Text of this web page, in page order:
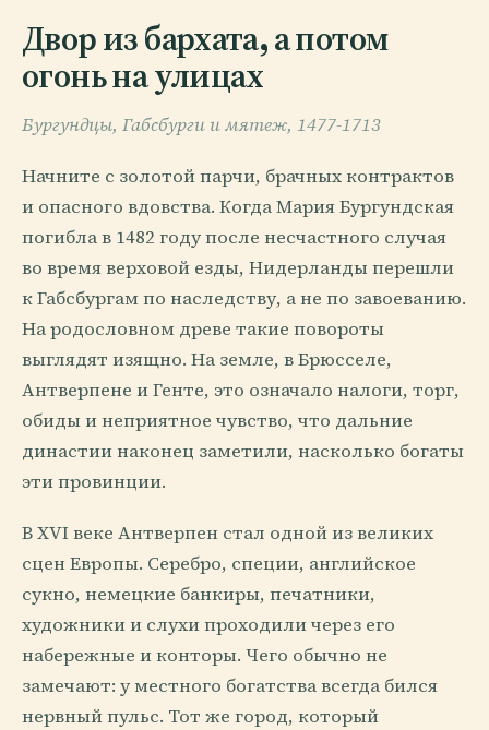
Двор из бархата, а потом
огонь на улицах
Бургундцы, Габсбурги и мятеж, 1477-1713
Начните с золотой парчи, брачных контрактов
и опасного вдовства. Когда Мария Бургундская
погибла в 1482 году после несчастного случая
во время верховой езды, Нидерланды перешли
к Габсбургам по наследству, а не по завоеванию.
На родословном древе такие повороты
выглядят изящно. На земле, в Брюсселе,
Антверпене и Генте, это означало налоги, торг,
обиды и неприятное чувство, что дальние
династии наконец заметили, насколько богаты
эти провинции.
В XVI веке Антверпен стал одной из великих
сцен Европы. Серебро, специи, английское
сукно, немецкие банкиры, печатники,
художники и слухи проходили через его
набережные и конторы. Чего обычно не
замечают: у местного богатства всегда бился
нервный пульс. Тот же город, который